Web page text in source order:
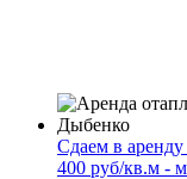
Сдаем в аренду
400 руб/кв.м -